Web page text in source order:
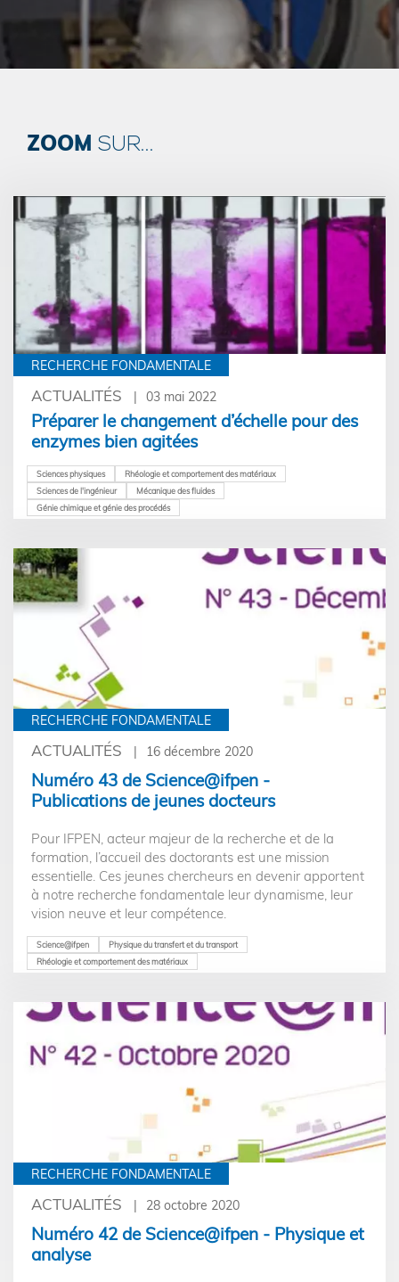
ZOOM SUR...
RECHERCHE FONDAMENTALE
ACTUALITÉS 03 mai 2022
Préparer le changement d’échelle pour des
enzymes bien agitées
Sciences physiques
Rhéologie et comportement des matériaux
Sciences de l'ingénieur
Mécanique des fluides
Génie chimique et génie des procédés
RECHERCHE FONDAMENTALE
ACTUALITÉS 16 décembre 2020
Numéro 43 de Science@ifpen -
Publications de jeunes docteurs
Pour IFPEN, acteur majeur de la recherche et de la
formation, l’accueil des doctorants est une mission
essentielle. Ces jeunes chercheurs en devenir apportent
à notre recherche fondamentale leur dynamisme, leur
vision neuve et leur compétence.
Science@ifpen
Physique du transfert et du transport
Rhéologie et comportement des matériaux
RECHERCHE FONDAMENTALE
ACTUALITÉS 28 octobre 2020
Numéro 42 de Science@ifpen - Physique et
analyse